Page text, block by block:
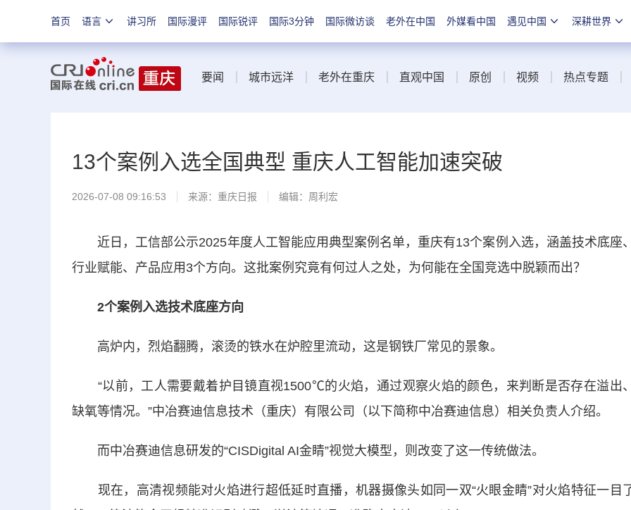
首页 语言 讲习所 国际漫评 国际锐评 国际3分钟 国际微访谈 老外在中国 外媒看中国 遇见中国 深耕世界
要闻 城市远洋 老外在重庆 直观中国 原创 视频 热点专题
13个案例入选全国典型 重庆人工智能加速突破
2026-07-08 09:16:53 来源： 重庆日报 编辑：周利宏
近日，工信部公示2025年度人工智能应用典型案例名单，重庆有13个案例入选，涵盖技术底座、
行业赋能、产品应用3个方向。这批案例究竟有何过人之处，为何能在全国竞选中脱颖而出？
2个案例入选技术底座方向
高炉内，烈焰翻腾，滚烫的铁水在炉腔里流动，这是钢铁厂常见的景象。
“以前，工人需要戴着护目镜直视1500℃的火焰，通过观察火焰的颜色，来判断是否存在溢出、
缺氧等情况。”中冶赛迪信息技术（重庆）有限公司（以下简称中冶赛迪信息）相关负责人介绍。
而中冶赛迪信息研发的“CISDigital AI金睛”视觉大模型，则改变了这一传统做法。
现在，高清视频能对火焰进行超低延时直播，机器摄像头如同一双“火眼金睛”对火焰特征一目